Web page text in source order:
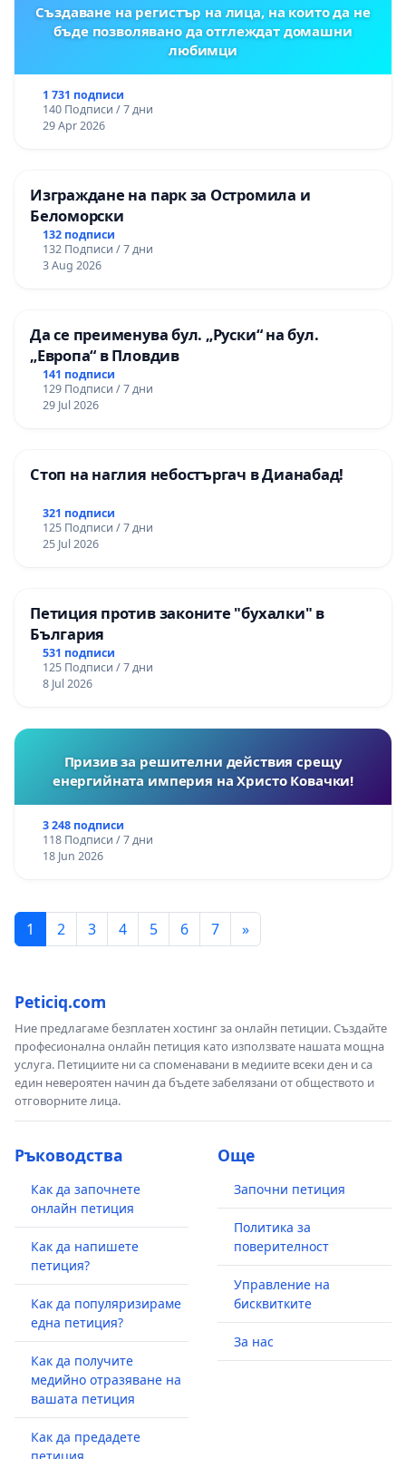
Създаване на регистър на лица, на които да не
бъде позволявано да отглеждат домашни
любимци
1 731 подписи
140 Подписи / 7 дни
29 Apr 2026
Изграждане на парк за Остромила и
Беломорски
132 подписи
132 Подписи / 7 дни
3 Aug 2026
Да се преименува бул. „Руски“ на бул.
„Европа“ в Пловдив
141 подписи
129 Подписи / 7 дни
29 Jul 2026
Стоп на наглия небостъргач в Дианабад!
321 подписи
125 Подписи / 7 дни
25 Jul 2026
Петиция против законите "бухалки" в
България
531 подписи
125 Подписи / 7 дни
8 Jul 2026
Призив за решителни действия срещу
енергийната империя на Христо Ковачки!
3 248 подписи
118 Подписи / 7 дни
18 Jun 2026
1 2 3 4 5 6 7 »
Peticiq.com
Ние предлагаме безплатен хостинг за онлайн петиции. Създайте
професионална онлайн петиция като използвате нашата мощна
услуга. Петициите ни са споменавани в медиите всеки ден и са
един невероятен начин да бъдете забелязани от обществото и
отговорните лица.
Ръководства
Как да започнете
онлайн петиция
Как да напишете
петиция?
Как да популяризираме
една петиция?
Как да получите
медийно отразяване на
вашата петиция
Как да предадете
Още
Започни петиция
Политика за
поверителност
Управление на
бисквитките
За нас